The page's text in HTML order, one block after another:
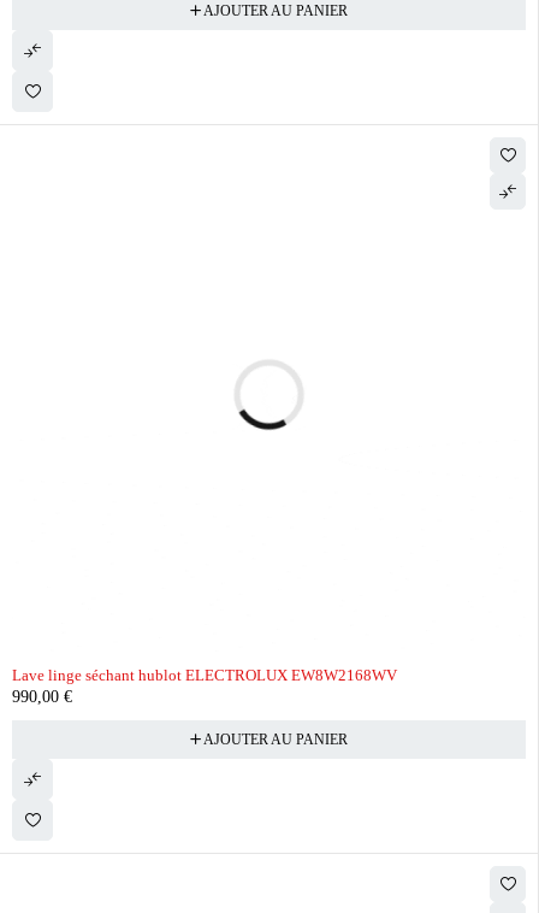
AJOUTER AU PANIER
Lave linge séchant hublot ELECTROLUX EW8W2168WV
990,00 €
AJOUTER AU PANIER